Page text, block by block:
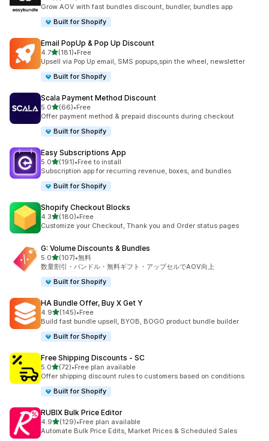
Grow AOV with fast bundles discount, bundler, bundles app
Built for Shopify
Email PopUp & Pop Up Discount
4.75つ星中
(181)
合計レビュー数：181件
•Free
Upsell via Pop Up email, SMS popups,spin the wheel, newsletter
Built for Shopify
Scala Payment Method Discount
5.05つ星中
(66)
合計レビュー数：66件
•Free
Offer payment method & prepaid discounts during checkout
Built for Shopify
Easy Subscriptions App
5.05つ星中
(191)
合計レビュー数：191件
•Free to install
Subscription app for recurring revenue, boxes, and bundles
Built for Shopify
Shopify Checkout Blocks
4.35つ星中
(180)
合計レビュー数：180件
•Free
Customize your Checkout, Thank you and Order status pages
G: Volume Discounts & Bundles
5.05つ星中
(107)
合計レビュー数：107件
•無料
数量割引・バンドル・無料ギフト・アップセルでAOV向上
Built for Shopify
HA Bundle Offer, Buy X Get Y
4.95つ星中
(145)
合計レビュー数：145件
•Free
Build fast bundle upsell, BYOB, BOGO product bundle builder
Built for Shopify
Free Shipping Discounts ‑ SC
5.05つ星中
(72)
合計レビュー数：72件
•Free plan available
Offer shipping discount rules to customers based on conditions
Built for Shopify
RUBIX Bulk Price Editor
4.95つ星中
(129)
合計レビュー数：129件
•Free plan available
Automate Bulk Price Edits, Market Prices & Scheduled Sales